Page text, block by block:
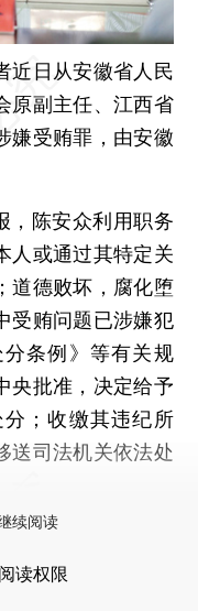
日从安徽省人民
原副主任、江西省
嫌受贿罪，由安徽
陈安众利用职务
人或通过其特定关
道德败坏，腐化堕
受贿问题已涉嫌犯
条例》等有关规
央批准，决定给予
；收缴其违纪所
送司法机关依法处
续阅读
读权限